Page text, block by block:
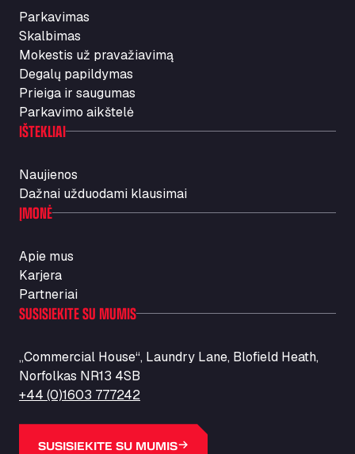
Parkavimas
Skalbimas
Mokestis už pravažiavimą
Degalų papildymas
Prieiga ir saugumas
Parkavimo aikštelė
IŠTEKLIAI
Naujienos
Dažnai užduodami klausimai
ĮMONĖ
Apie mus
Karjera
Partneriai
SUSISIEKITE SU MUMIS
„Commercial House“, Laundry Lane, Blofield Heath,
Norfolkas NR13 4SB
+44 (0)1603 777242
SUSISIEKITE SU MUMIS